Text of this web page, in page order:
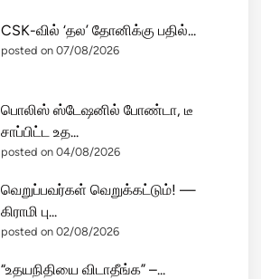
CSK-வில் ‘தல’ தோனிக்கு பதில்...
posted on 07/08/2026
பொலிஸ் ஸ்டேஷனில் போண்டா, டீ
சாப்பிட்ட உத...
posted on 04/08/2026
வெறுப்பவர்கள் வெறுக்கட்டும்! —
கிராமி பு...
posted on 02/08/2026
“உதயநிதியை விடாதீங்க” –...